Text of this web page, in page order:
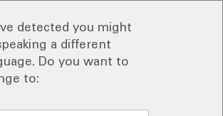
detected you might
a different
Do you want to
to: